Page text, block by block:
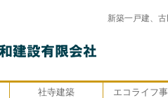
新築一戸建、
社寺建築 エコライフ